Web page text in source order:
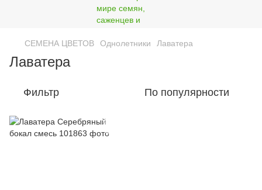
СЕМЕНА ЦВЕТОВ Однолетники Лаватера
Лаватера
Фильтр По популярности